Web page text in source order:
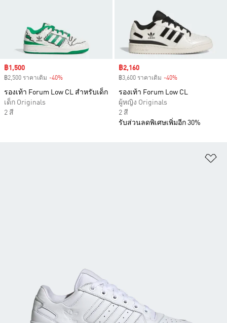
Sale price
฿1,500
฿2,500 ราคาเดิม -40%
รองเท้า Forum Low CL สำหรับเด็ก
เด็ก Originals
2 สี
Sale price
฿2,160
฿3,600 ราคาเดิม -40%
รองเท้า Forum Low CL
ผู้หญิง Originals
2 สี
รับส่วนลดพิเศษเพิ่มอีก 30%